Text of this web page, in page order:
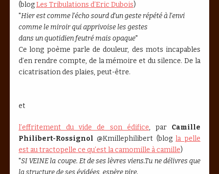
(blogLes Tribulations d’Eric Dubois)
"Hier est comme l’écho sourd d’un geste répété à l’envi
comme le miroir qui apprivoise les gestes
dans un quotidien feutré mais opaque"
Ce long poème parle de douleur, des mots incapables
d’en rendre compte, de la mémoire et du silence. De la
cicatrisation des plaies, peut-être.
et
l’effritement du vide de son édifice, par Camille
Philibert-Rossignol @Kmillephilibert (blogla pelle
est au tractopelle ce qu’est la camomille à camille)
"SI VEINE la coupe. Et de ses lèvres viens.Tu ne délivres que